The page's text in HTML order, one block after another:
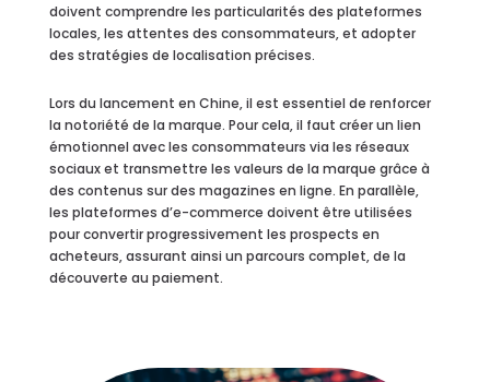
doivent comprendre les particularités des plateformes
locales, les attentes des consommateurs, et adopter
des stratégies de localisation précises.
Lors du lancement en Chine, il est essentiel de renforcer
la notoriété de la marque. Pour cela, il faut créer un lien
émotionnel avec les consommateurs via les réseaux
sociaux et transmettre les valeurs de la marque grâce à
des contenus sur des magazines en ligne. En parallèle,
les plateformes d’e-commerce doivent être utilisées
pour convertir progressivement les prospects en
acheteurs, assurant ainsi un parcours complet, de la
découverte au paiement.